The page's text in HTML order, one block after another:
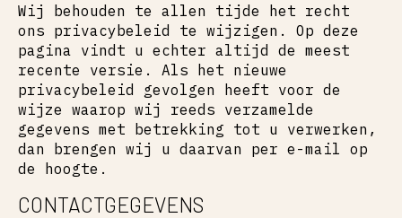
Wij behouden te allen tijde het recht
ons privacybeleid te wijzigen. Op deze
pagina vindt u echter altijd de meest
recente versie. Als het nieuwe
privacybeleid gevolgen heeft voor de
wijze waarop wij reeds verzamelde
gegevens met betrekking tot u verwerken,
dan brengen wij u daarvan per e-mail op
de hoogte.
CONTACTGEGEVENS